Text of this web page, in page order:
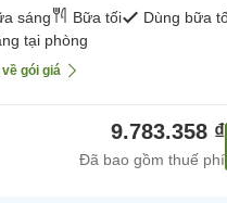
tại phòng] [Bữa
sáng Bữa tối
Dùng bữa
tại phòng
gói giá
9.783.358 ₫
Đã bao gồm thuế phí